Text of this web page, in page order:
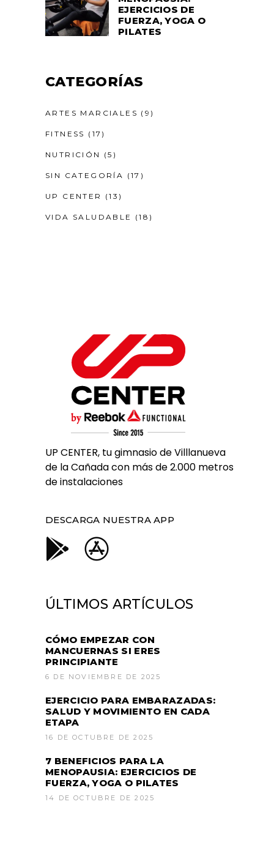
EJERCICIOS DE
FUERZA, YOGA O
PILATES
CATEGORÍAS
ARTES MARCIALES (9)
FITNESS (17)
NUTRICIÓN (5)
SIN CATEGORÍA (17)
UP CENTER (13)
VIDA SALUDABLE (18)
UP CENTER, tu gimnasio de Villlanueva
de la Cañada con más de 2.000 metros
de instalaciones
DESCARGA NUESTRA APP
ÚLTIMOS ARTÍCULOS
CÓMO EMPEZAR CON
MANCUERNAS SI ERES
PRINCIPIANTE
6 DE NOVIEMBRE DE 2025
EJERCICIO PARA EMBARAZADAS:
SALUD Y MOVIMIENTO EN CADA
ETAPA
16 DE OCTUBRE DE 2025
7 BENEFICIOS PARA LA
MENOPAUSIA: EJERCICIOS DE
FUERZA, YOGA O PILATES
14 DE OCTUBRE DE 2025